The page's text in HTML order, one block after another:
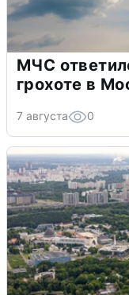
МЧС
грохоте в
7 августа 0